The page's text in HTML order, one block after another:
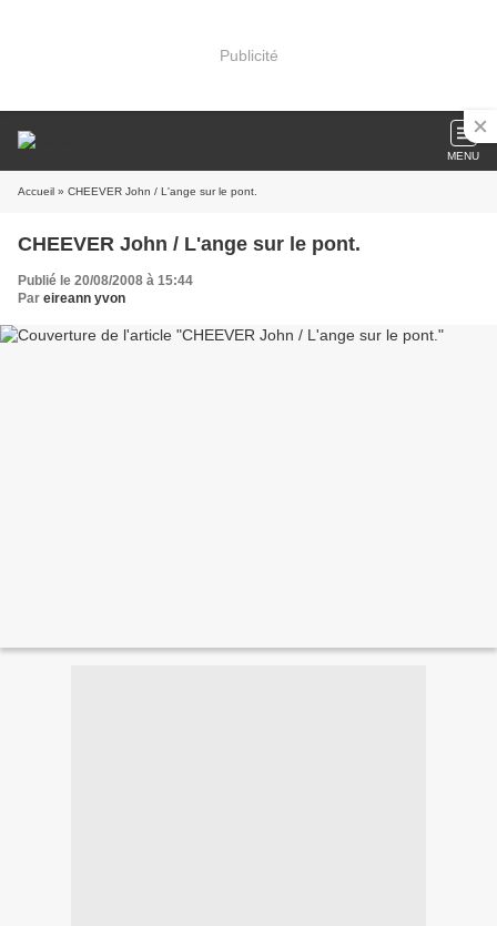
Publicité
MENU
Accueil » CHEEVER John / L'ange sur le pont.
CHEEVER John / L'ange sur le pont.
Publié le 20/08/2008 à 15:44
Par eireann yvon